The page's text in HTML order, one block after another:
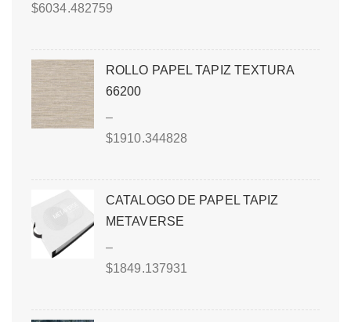
$6034.482759
ROLLO PAPEL TAPIZ TEXTURA
66200
–
$1910.344828
CATALOGO DE PAPEL TAPIZ
METAVERSE
–
$1849.137931